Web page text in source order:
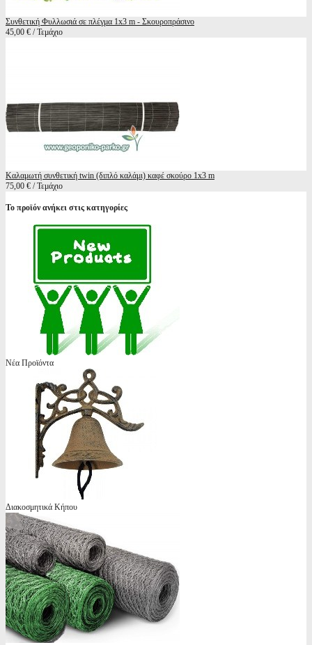
Συνθετική Φυλλωσιά σε πλέγμα 1x3 m - Σκουροπράσινο
45,00 € / Τεμάχιο
Καλαμωτή συνθετική twin (διπλό καλάμι) καφέ σκούρο 1x3 m
75,00 € / Τεμάχιο
Το προϊόν ανήκει στις κατηγορίες
Νέα Προϊόντα
Διακοσμητικά Κήπου